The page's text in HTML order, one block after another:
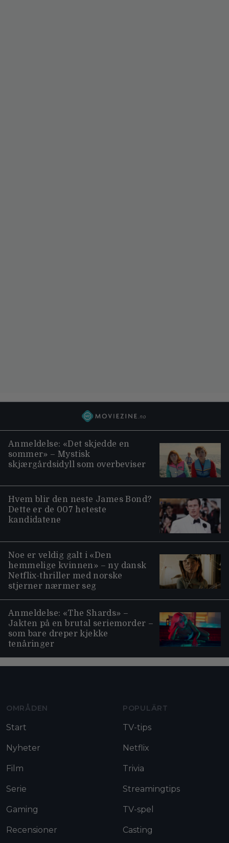
Anmeldelse: «Det skjedde en
sommer» – Mystisk
skjærgårdsidyll som overbeviser
Hvem blir den neste James Bond?
Dette er de 007 heteste
kandidatene
Noe er veldig galt i «Den
hemmelige kvinnen» – ny dansk
Netflix-thriller med norske
stjerner nærmer seg
Anmeldelse: «The Shards» –
Jakten på en brutal seriemorder –
som bare dreper kjekke
tenåringer
OMRÅDEN
Start
Nyheter
Film
Serie
Gaming
Recensioner
POPULÄRT
TV-tips
Netflix
Trivia
Streamingtips
TV-spel
Casting